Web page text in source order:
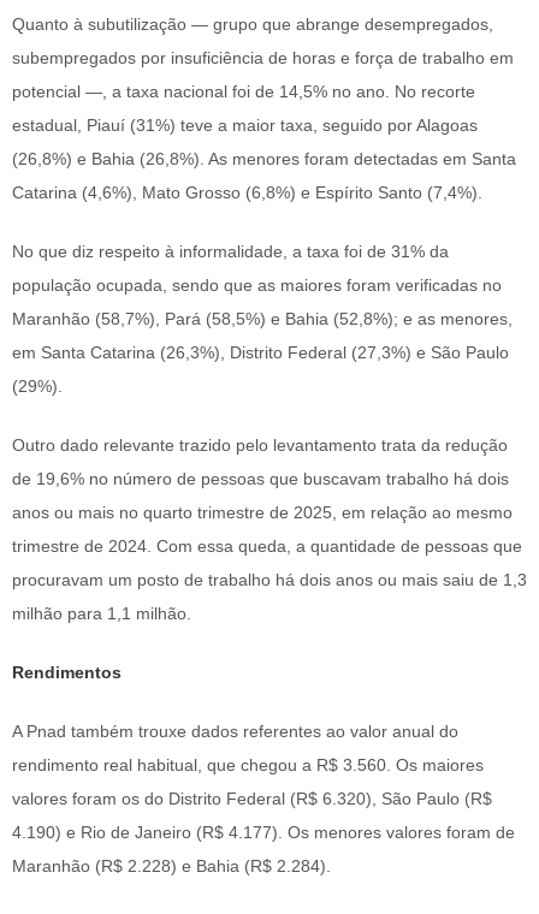
Quanto à subutilização — grupo que abrange desempregados,
subempregados por insuficiência de horas e força de trabalho em
potencial —, a taxa nacional foi de 14,5% no ano. No recorte
estadual, Piauí (31%) teve a maior taxa, seguido por Alagoas
(26,8%) e Bahia (26,8%). As menores foram detectadas em Santa
Catarina (4,6%), Mato Grosso (6,8%) e Espírito Santo (7,4%).
No que diz respeito à informalidade, a taxa foi de 31% da
população ocupada, sendo que as maiores foram verificadas no
Maranhão (58,7%), Pará (58,5%) e Bahia (52,8%); e as menores,
em Santa Catarina (26,3%), Distrito Federal (27,3%) e São Paulo
(29%).
Outro dado relevante trazido pelo levantamento trata da redução
de 19,6% no número de pessoas que buscavam trabalho há dois
anos ou mais no quarto trimestre de 2025, em relação ao mesmo
trimestre de 2024. Com essa queda, a quantidade de pessoas que
procuravam um posto de trabalho há dois anos ou mais saiu de 1,3
milhão para 1,1 milhão.
Rendimentos
A Pnad também trouxe dados referentes ao valor anual do
rendimento real habitual, que chegou a R$ 3.560. Os maiores
valores foram os do Distrito Federal (R$ 6.320), São Paulo (R$
4.190) e Rio de Janeiro (R$ 4.177). Os menores valores foram de
Maranhão (R$ 2.228) e Bahia (R$ 2.284).